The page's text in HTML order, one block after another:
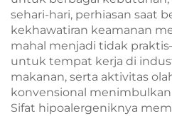
sehari-hari, perhiasan saat
kekhawatiran keamanan
mahal menjadi tidak
untuk tempat kerja di
makanan, serta aktivitas
konvensional
Sifat hipoalergeniknya